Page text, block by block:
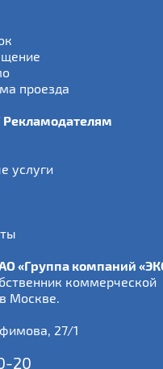
проезда
услуги
«Группа компаний
коммерческой
Москве.
27/1
20